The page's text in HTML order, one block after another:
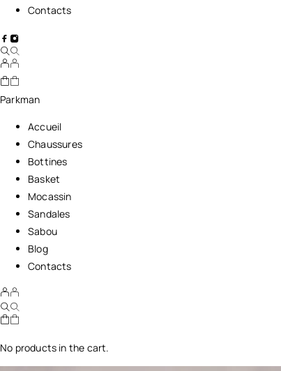
Contacts
Parkman
Accueil
Chaussures
Bottines
Basket
Mocassin
Sandales
Sabou
Blog
Contacts
No products in the cart.